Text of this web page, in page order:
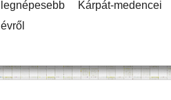
legnépesebb Kárpát-medencei
évről